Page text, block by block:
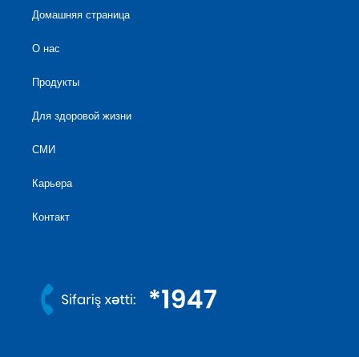
Домашняя страница
О нас
Продукты
Для здоровой жизни
СМИ
Карьера
Контакт